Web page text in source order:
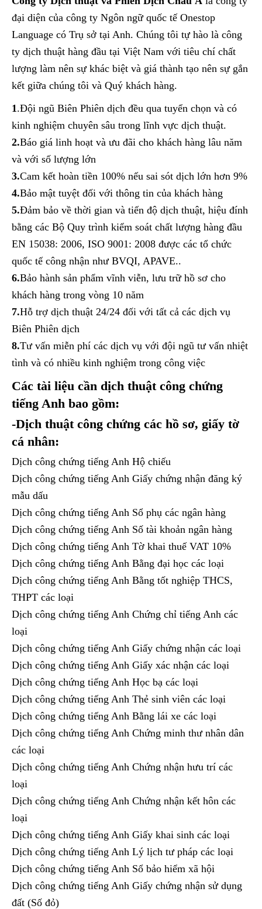
đại diện của công ty Ngôn ngữ quốc tế Onestop
Language có Trụ sở tại Anh. Chúng tôi tự hào là công
ty dịch thuật hàng đầu tại Việt Nam với tiêu chí chất
lượng làm nên sự khác biệt và giá thành tạo nên sự gắn
kết giữa chúng tôi và Quý khách hàng.
1 .Đội ngũ Biên Phiên dịch đều qua tuyển chọn và có
kinh nghiệm chuyên sâu trong lĩnh vực dịch thuật.
2.Báo giá linh hoạt và ưu đãi cho khách hàng lâu năm
và với số lượng lớn
3.Cam kết hoàn tiền 100% nếu sai sót dịch lớn hơn 9%
4.Bảo mật tuyệt đối với thông tin của khách hàng
5.Đảm bảo về thời gian và tiến độ dịch thuật, hiệu đính
bằng các Bộ Quy trình kiểm soát chất lượng hàng đầu
EN 15038: 2006, ISO 9001: 2008 được các tổ chức
quốc tế công nhận như BVQI, APAVE..
6.Bảo hành sản phẩm vĩnh viễn, lưu trữ hồ sơ cho
khách hàng trong vòng 10 năm
7.Hỗ trợ dịch thuật 24/24 đối với tất cả các dịch vụ
Biên Phiên dịch
8.Tư vấn miễn phí các dịch vụ với đội ngũ tư vấn nhiệt
tình và có nhiều kinh nghiệm trong công việc
Các tài liệu cần dịch thuật công chứng
tiếng Anh bao gồm:
-Dịch thuật công chứng các hồ sơ, giấy tờ
cá nhân:
Dịch công chứng tiếng Anh Hộ chiếu
Dịch công chứng tiếng Anh Giấy chứng nhận đăng ký
mẫu dấu
Dịch công chứng tiếng Anh Sổ phụ các ngân hàng
Dịch công chứng tiếng Anh Số tài khoản ngân hàng
Dịch công chứng tiếng Anh Tờ khai thuế VAT 10%
Dịch công chứng tiếng Anh Bằng đại học các loại
Dịch công chứng tiếng Anh Bằng tốt nghiệp THCS,
THPT các loại
Dịch công chứng tiếng Anh Chứng chỉ tiếng Anh các
loại
Dịch công chứng tiếng Anh Giấy chứng nhận các loại
Dịch công chứng tiếng Anh Giấy xác nhận các loại
Dịch công chứng tiếng Anh Học bạ các loại
Dịch công chứng tiếng Anh Thẻ sinh viên các loại
Dịch công chứng tiếng Anh Bằng lái xe các loại
Dịch công chứng tiếng Anh Chứng minh thư nhân dân
các loại
Dịch công chứng tiếng Anh Chứng nhận hưu trí các
loại
Dịch công chứng tiếng Anh Chứng nhận kết hôn các
loại
Dịch công chứng tiếng Anh Giấy khai sinh các loại
Dịch công chứng tiếng Anh Lý lịch tư pháp các loại
Dịch công chứng tiếng Anh Sổ bảo hiểm xã hội
Dịch công chứng tiếng Anh Giấy chứng nhận sử dụng
đất (Số đỏ)